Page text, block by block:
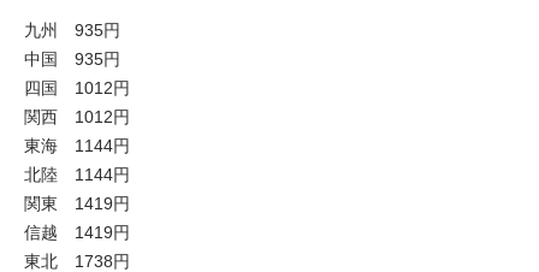
九州 935円
中国 935円
四国 1012円
関西 1012円
東海 1144円
北陸 1144円
関東 1419円
信越 1419円
東北 1738円